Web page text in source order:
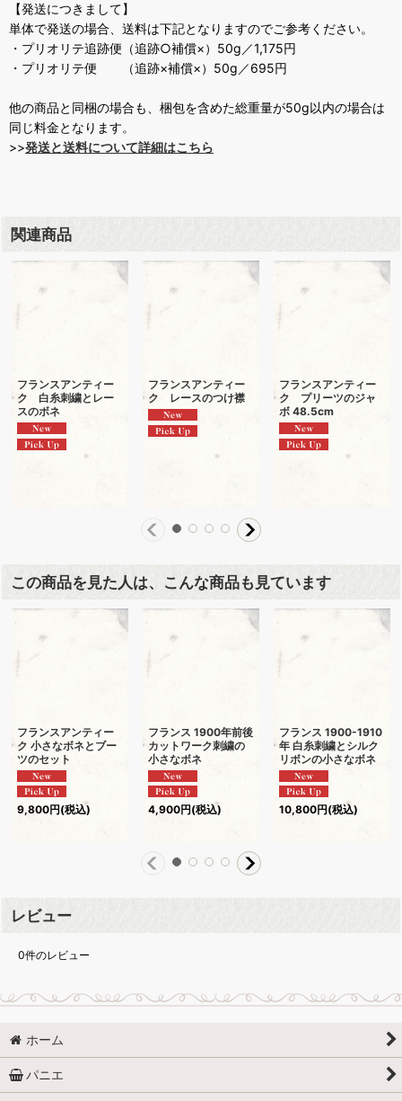
【発送につきまして】
単体で発送の場合、送料は下記となりますのでご参考ください。
・プリオリテ追跡便（追跡○補償×）50g／1,175円
・プリオリテ便 （追跡×補償×）50g／695円
他の商品と同梱の場合も、梱包を含めた総重量が50g以内の場合は
同じ料金となります。
>>発送と送料について詳細はこちら
関連商品
フランスアンティー
ク 白糸刺繍とレー
スのボネ
フランスアンティー
ク レースのつけ襟
フランスアンティー
ク プリーツのジャ
ボ 48.5cm
この商品を見た人は、こんな商品も見ています
フランスアンティー
ク 小さなボネとブー
ツのセット
9,800円(税込)
フランス 1900年前後
カットワーク刺繍の
小さなボネ
4,900円(税込)
フランス 1900-1910
年 白糸刺繍とシルク
リボンの小さなボネ
10,800円(税込)
レビュー
0件のレビュー
ホーム
パニエ